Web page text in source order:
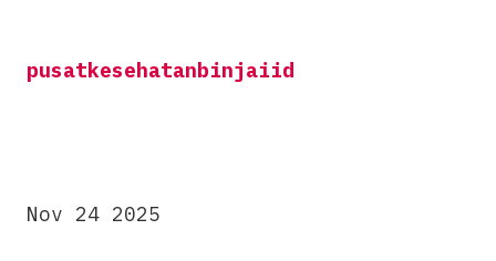
contentpusatkesehatanbinjaiid
Nov 24 2025